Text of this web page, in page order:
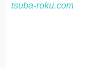
tsuba-roku.com